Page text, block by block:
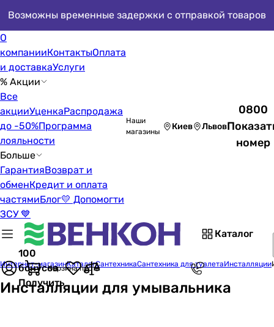
Возможны временные задержки с отправкой товаров
О
компанииКонтактыОплата
и доставкаУслуги
% Акции
Все
акцииУценкаРаспродажа
до -50%Программа
лояльности
Больше
ГарантияВозврат и
обменКредит и оплата
частямиБлог💛 Допомогти
ЗСУ 💙
Наши
магазины
Киев Львов
0800
номер
Каталог
100
бонусов
Получить
Корзина пуста
Интернет-магазинКаталогСантехникаСантехника для туалетаИнсталляции
Инсталляции для умывальника